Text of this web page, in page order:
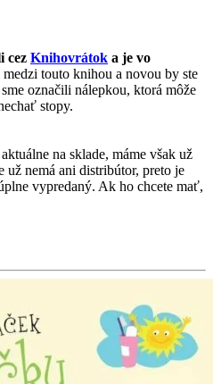
cez Knihovrátok a je vo
touto knihou a novou by ste
označili nálepkou, ktorá môže
stopy.
na sklade, máme však už
už nemá ani distribútor, preto je
vypredaný. Ak ho chcete mať,